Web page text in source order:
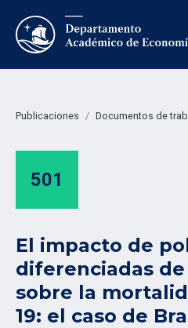
Publicaciones / Documentos de
501
El impacto de
diferenciadas
sobre la
19: el caso de